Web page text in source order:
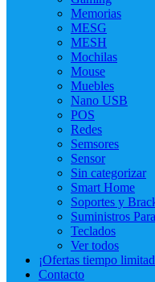
Memorias
MESG
MESH
Mochilas
Mouse
Muebles
Nano USB
POS
Redes
Semsores
Sensor
Sin categorizar
Smart Home
Soportes y
Suministros
Teclados
Ver todos
¡Ofertas tiempo
Contacto